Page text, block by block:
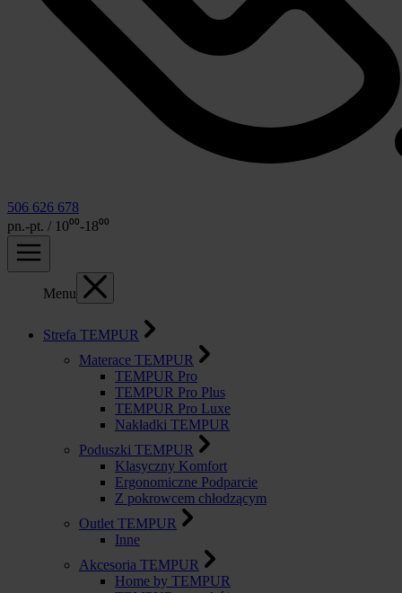
506 626 678
pn.-pt. / 10⁰⁰-18⁰⁰
Menu
Strefa TEMPUR
Materace TEMPUR
TEMPUR Pro
TEMPUR Pro Plus
TEMPUR Pro Luxe
Nakładki TEMPUR
Poduszki TEMPUR
Klasyczny Komfort
Ergonomiczne Podparcie
Z pokrowcem chłodzącym
Outlet TEMPUR
Inne
Akcesoria TEMPUR
Home by TEMPUR